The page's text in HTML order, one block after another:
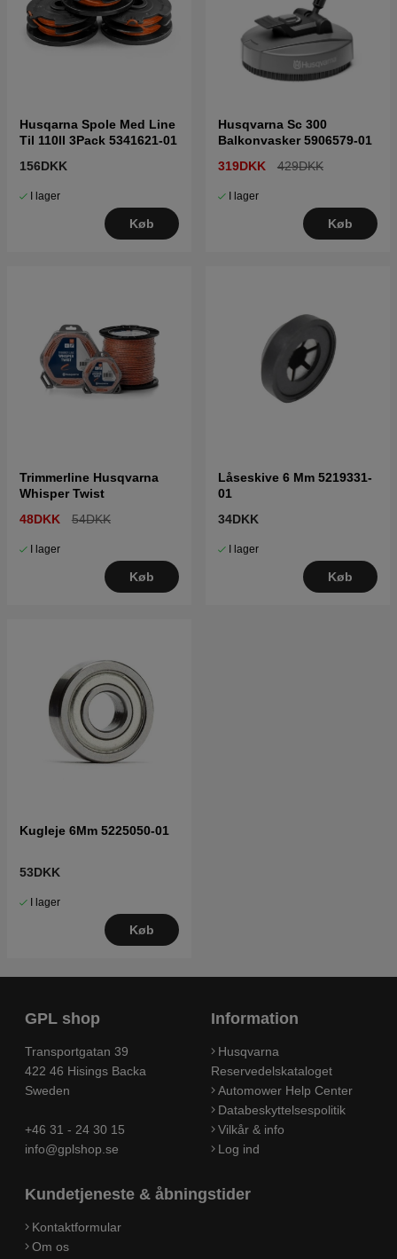
Husqarna Spole Med Line
Til 110Il 3Pack 5341621-01
156DKK
I lager
Køb
Husqvarna Sc 300
Balkonvasker 5906579-01
319DKK
429DKK
I lager
Køb
Trimmerline Husqvarna
Whisper Twist
48DKK
54DKK
I lager
Køb
Låseskive 6 Mm 5219331-
01
34DKK
I lager
Køb
Kugleje 6Mm 5225050-01
53DKK
I lager
Køb
GPL shop
Transportgatan 39
422 46 Hisings Backa
Sweden
+46 31 - 24 30 15
info@gplshop.se
Information
Husqvarna
Reservedelskataloget
Automower Help Center
Databeskyttelsespolitik
Vilkår & info
Log ind
Kundetjeneste & åbningstider
Kontaktformular
Om os